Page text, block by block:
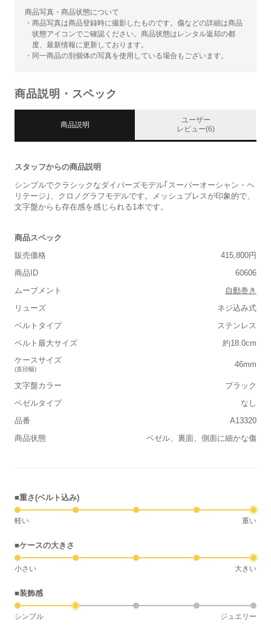
商品写真・商品状態について
・商品写真は商品登録時に撮影したものです。傷などの詳細は商品
状態アイコンでご確認ください。商品状態はレンタル返却の都
度、最新情報に更新しております。
・同一商品の別個体の写真を使用している場合もございます。
商品説明・スペック
商品説明
ユーザー
レビュー(6)
スタッフからの商品説明
シンプルでクラシックなダイバーズモデル｢スーパーオーシャン・ヘ
リテージ｣、クロノグラフモデルです。メッシュブレスが印象的で、
文字盤からも存在感を感じられる1本です。
商品スペック
販売価格
415,800円
商品ID
60606
ムーブメント
自動巻き
リューズ
ネジ込み式
ベルトタイプ
ステンレス
ベルト最大サイズ
約18.0cm
ケースサイズ
(直径幅)
46mm
文字盤カラー
ブラック
ベゼルタイプ
なし
品番
A13320
商品状態
ベゼル、裏面、側面に細かな傷
■重さ(ベルト込み)
軽い 重い
■ケースの大きさ
小さい 大きい
■装飾感
シンプル ジュエリー